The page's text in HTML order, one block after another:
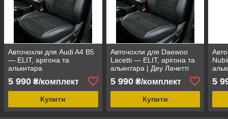
Авточохли для Audi A4 B5
— ELIT, арігона та
алькнтара
5 990 ₴/комплект
Купити
Авточохли для Daewoo
Lacetti — ELIT, арігона та
алькнтара | Деу Лачетті
5 990₴/комплект
Купити
5